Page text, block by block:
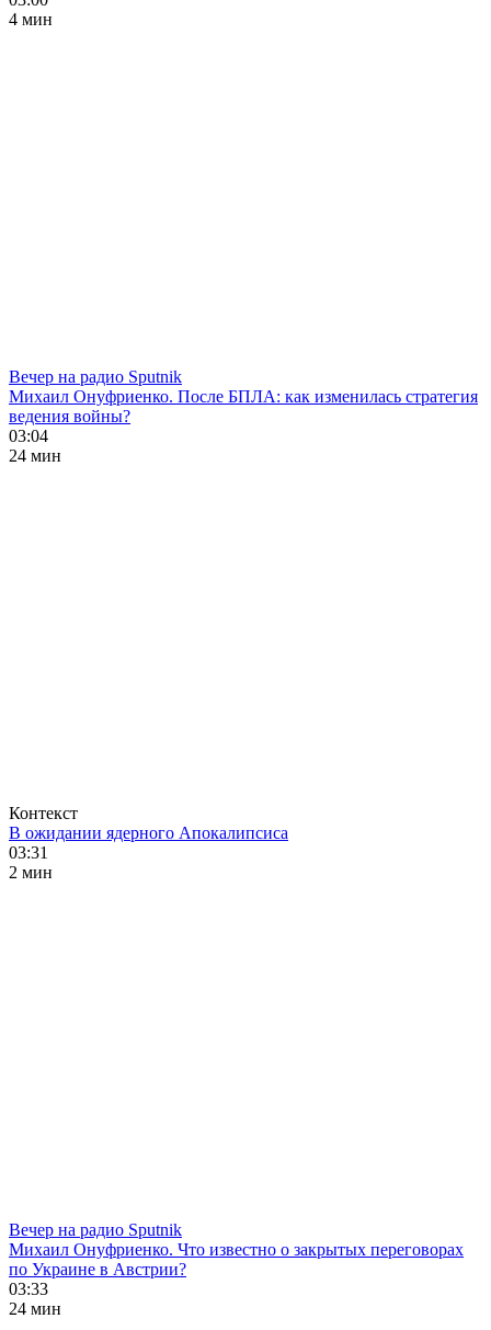
4 мин
Вечер на радио Sputnik
Михаил Онуфриенко. После БПЛА: как изменилась стратегия
ведения войны?
03:04
24 мин
Контекст
В ожидании ядерного Апокалипсиса
03:31
2 мин
Вечер на радио Sputnik
Михаил Онуфриенко. Что известно о закрытых переговорах
по Украине в Австрии?
03:33
24 мин